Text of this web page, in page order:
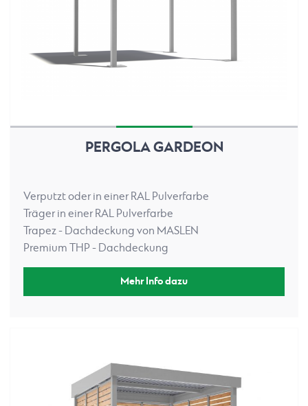
PERGOLA GARDEON
Verputzt oder in einer RAL Pulverfarbe
Träger in einer RAL Pulverfarbe
Trapez - Dachdeckung von MASLEN
Premium THP - Dachdeckung
Mehr Info dazu